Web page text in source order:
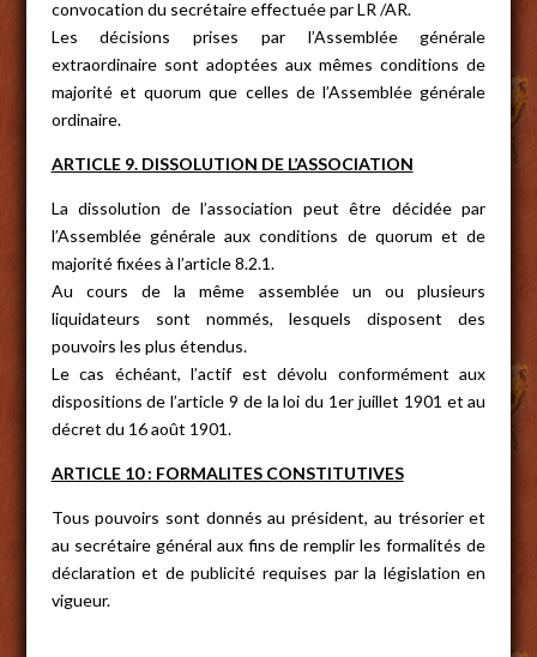
convocation du secrétaire effectuée par LR /AR.
Les décisions prises par l’Assemblée générale
extraordinaire sont adoptées aux mêmes conditions de
majorité et quorum que celles de l’Assemblée générale
ordinaire.
ARTICLE 9. DISSOLUTION DE L’ASSOCIATION
La dissolution de l’association peut être décidée par
l’Assemblée générale aux conditions de quorum et de
majorité fixées à l’article 8.2.1.
Au cours de la même assemblée un ou plusieurs
liquidateurs sont nommés, lesquels disposent des
pouvoirs les plus étendus.
Le cas échéant, l’actif est dévolu conformément aux
dispositions de l’article 9 de la loi du 1er juillet 1901 et au
décret du 16 août 1901.
ARTICLE 10 : FORMALITES CONSTITUTIVES
Tous pouvoirs sont donnés au président, au trésorier et
au secrétaire général aux fins de remplir les formalités de
déclaration et de publicité requises par la législation en
vigueur.